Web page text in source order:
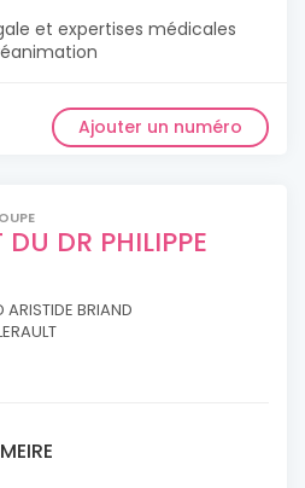
et expertises médicales
Ajouter un numéro
DR PHILIPPE
BRIAND